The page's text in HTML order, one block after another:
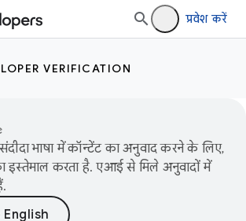
प्रवेश करें
VERIFICATION
भाषा में कॉन्टेंट का अनुवाद करने के लिए,
इस्तेमाल करता है. एआई से मिले अनुवादों में